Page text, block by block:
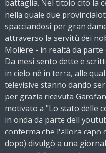
battaglia. Nel titolo cito la
nella quale due
spacciandosi per gran
attraverso la servitù dei
Molière - in realtà da parte
Da mesi sento dette e
in cielo nè in terra, alle
televisive stanno dando
per grazia ricevuta
motivato a "Lo stato delle
in onda da parte dell
conferma che l'allora capo
dopo) divulgò a una